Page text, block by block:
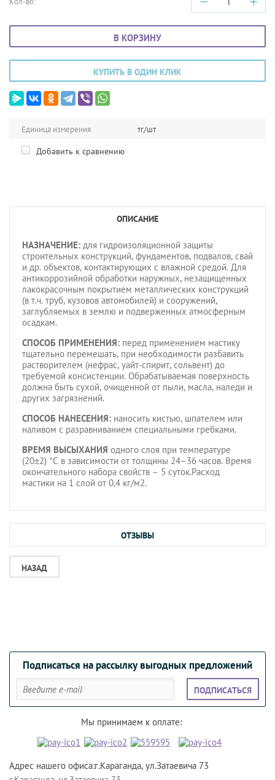
В КОРЗИНУ
КУПИТЬ В ОДИН КЛИК
Единица измерения тг/шт
Добавить к сравнению
ОПИСАНИЕ
НАЗНАЧЕНИЕ: для гидроизоляционной защиты
строительных конструкций, фундаментов, подвалов, свай
и др. объектов, контактирующих с влажной средой. Для
антикоррозийной обработки наружных, незащищенных
лакокрасочным покрытием металлических конструкций
(в т.ч. труб, кузовов автомобилей) и сооружений,
заглубляемых в землю и подверженных атмосферным
осадкам.
СПОСОБ ПРИМЕНЕНИЯ: перед применением мастику
тщательно перемешать, при необходимости разбавить
растворителем (нефрас, уайт-спирит, сольвент) до
требуемой консистенции. Обрабатываемая поверхность
должна быть сухой, очищенной от пыли, масла, наледи и
других загрязнений.
СПОСОБ НАНЕСЕНИЯ: наносить кистью, шпателем или
наливом с разравниванием специальными гребками.
ВРЕМЯ ВЫСЫХАНИЯ одного слоя при температуре
(20±2) °C в зависимости от толщины 24–36 часов. Время
окончательного набора свойств – 5 суток.Расход
мастики на 1 слой от 0,4 кг/м2.
ОТЗЫВЫ
НАЗАД
Подписаться на рассылку выгодных предложений
ПОДПИСАТЬСЯ
Мы принимаем к оплате:
Адрес нашего офиса:г.Караганда, ул.Затаевича 73